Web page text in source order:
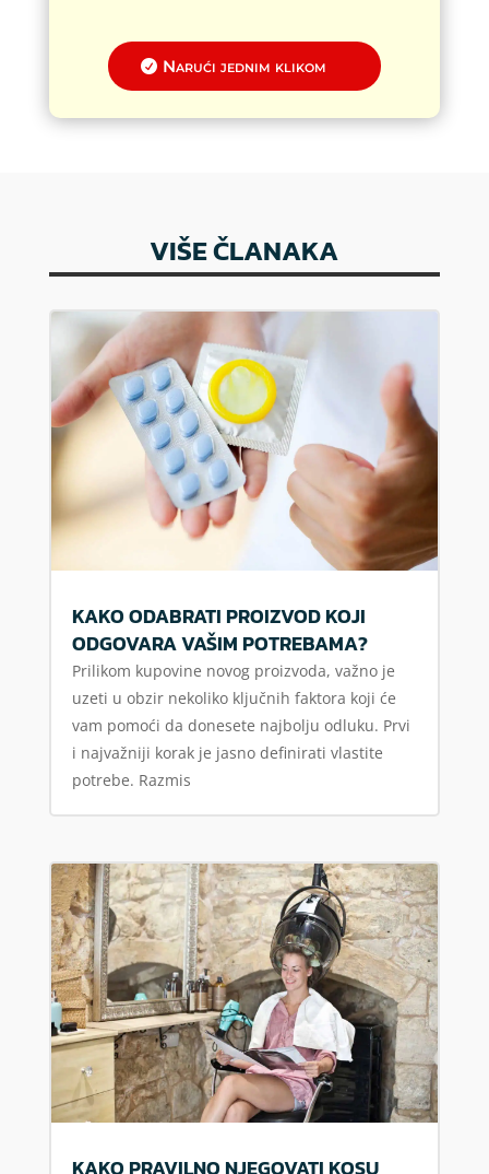
Narući jednim klikom
VIŠE ČLANAKA
KAKO ODABRATI PROIZVOD KOJI
ODGOVARA VAŠIM POTREBAMA?
Prilikom kupovine novog proizvoda, važno je
uzeti u obzir nekoliko ključnih faktora koji će
vam pomoći da donesete najbolju odluku. Prvi
i najvažniji korak je jasno definirati vlastite
potrebe. Razmis
KAKO PRAVILNO NJEGOVATI KOSU